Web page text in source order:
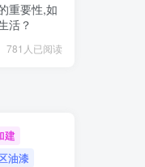
重要性,如
活？
781人已阅读
建
油漆